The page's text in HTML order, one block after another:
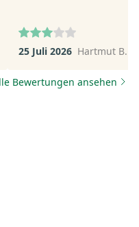
25 Juli 2026 Hartmut B.
Bewertungen ansehen